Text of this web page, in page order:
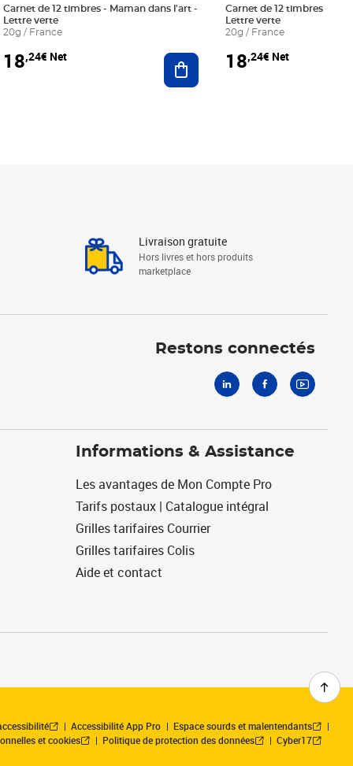
au panier
Carnet de 12 timbres - Maman dans l'art -
Lettre verte
20g / France
18,24€ Net Ajouter au panier
Carnet de 12 timbres - Le
Lettre verte
20g / France
18,24€ Net
Livraison gratuite
Hors livres et hors produits
marketplace
Restons connectés
Informations & Assistance
Les avantages de Mon Compte Pro
Tarifs postaux | Catalogue intégral
Grilles tarifaires Courrier
Grilles tarifaires Colis
Aide et contact
Accessibilité App Pro
Espace sourds et malentendants
et cookies
Politique de protection des données Cyber17